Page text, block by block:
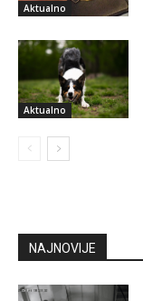
Aktualno
Aktualno
NAJNOVIJE